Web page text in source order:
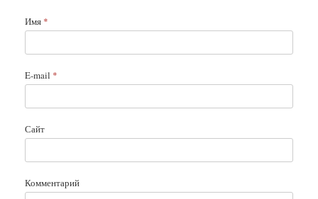
Имя *
E-mail *
Сайт
Комментарий